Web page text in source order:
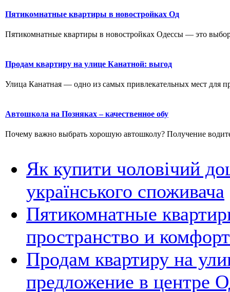
Пятикомнатные квартиры в новостройках Од
Пятикомнатные квартиры в новостройках Одессы — это
Продам квартиру на улице Канатной: выгод
Улица Канатная — одно из самых привлекательных мест для
Автошкола на Позняках – качественное обу
Почему важно выбрать хорошую автошколу? Получение
Як купити чоловічий
українського споживача
Пятикомнатные
пространство и
Продам квартиру на
предложение в центре